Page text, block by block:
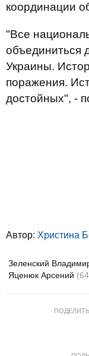
координации
"Все
объединиться
Украины.
поражения.
достойных", -
Автор: Христина
Зеленский
Яценюк Арсений